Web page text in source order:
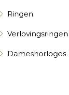
Ringen
Verlovingsringen
Dameshorloges